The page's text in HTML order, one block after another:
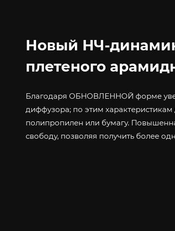
Новый НЧ-
плетеного
Благодаря ОБНОВЛЕННОЙ форме
диффузора; по этим
полипропилен или бумагу.
свободу, позволяя получить более